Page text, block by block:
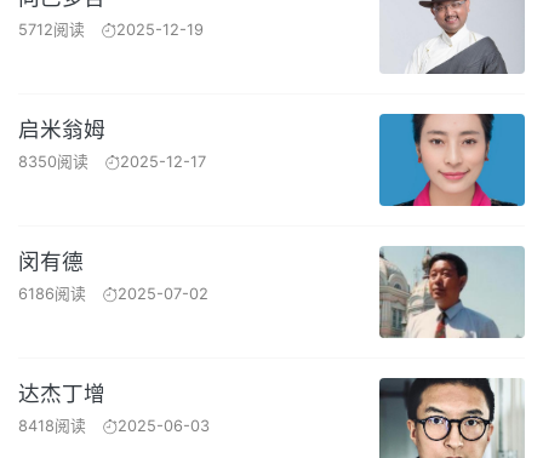
5712阅读 2025-12-19
启米翁姆
8350阅读 2025-12-17
闵有德
6186阅读 2025-07-02
达杰丁增
8418阅读 2025-06-03